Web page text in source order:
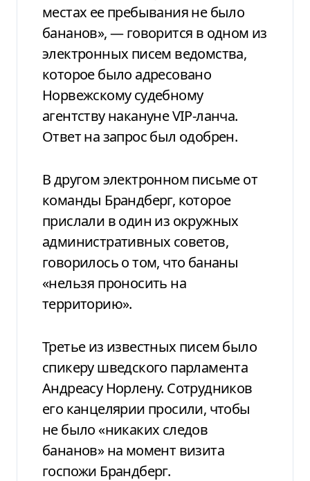
местах ее пребывания не было
бананов», — говорится в одном из
электронных писем ведомства,
которое было адресовано
Норвежскому судебному
агентству накануне VIP-ланча.
Ответ на запрос был одобрен.
В другом электронном письме от
команды Брандберг, которое
прислали в один из окружных
административных советов,
говорилось о том, что бананы
«нельзя проносить на
территорию».
Третье из известных писем было
спикеру шведского парламента
Андреасу Норлену. Сотрудников
его канцелярии просили, чтобы
не было «никаких следов
бананов» на момент визита
госпожи Брандберг.